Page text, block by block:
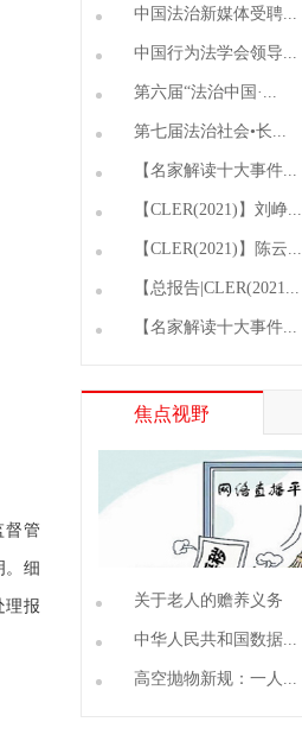
管
。细
理报
中国法治新媒体受聘...
中国行为法学会领导...
第六届“法治中国·...
第七届法治社会•长...
【名家解读十大事件...
【CLER(2021)】刘峥...
【CLER(2021)】陈云...
【总报告|CLER(2021...
【名家解读十大事件...
焦点视野
关于老人的赡养义务
中华人民共和国数据...
高空抛物新规：一人...